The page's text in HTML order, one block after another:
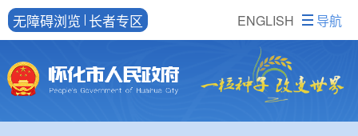
ENGLISH
无障碍浏览 长者专区 导航